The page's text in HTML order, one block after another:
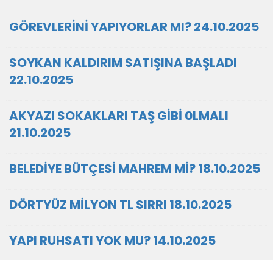
GÖREVLERİNİ YAPIYORLAR MI? 24.10.2025
SOYKAN KALDIRIM SATIŞINA BAŞLADI
22.10.2025
AKYAZI SOKAKLARI TAŞ GİBİ 0LMALI
21.10.2025
BELEDİYE BÜTÇESİ MAHREM Mİ? 18.10.2025
DÖRTYÜZ MİLYON TL SIRRI 18.10.2025
YAPI RUHSATI YOK MU? 14.10.2025